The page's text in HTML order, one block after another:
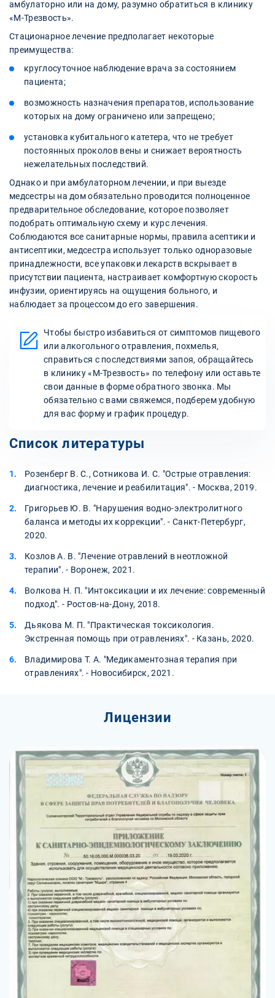
амбулаторно или на дому, разумно обратиться в клинику
«М-Трезвость».
Стационарное лечение предполагает некоторые
преимущества:
круглосуточное наблюдение врача за состоянием
пациента;
возможность назначения препаратов, использование
которых на дому ограничено или запрещено;
установка кубитального катетера, что не требует
постоянных проколов вены и снижает вероятность
нежелательных последствий.
Однако и при амбулаторном лечении, и при выезде
медсестры на дом обязательно проводится полноценное
предварительное обследование, которое позволяет
подобрать оптимальную схему и курс лечения.
Соблюдаются все санитарные нормы, правила асептики и
антисептики, медсестра использует только одноразовые
принадлежности, все упаковки лекарств вскрывает в
присутствии пациента, настраивает комфортную скорость
инфузии, ориентируясь на ощущения больного, и
наблюдает за процессом до его завершения.
Чтобы быстро избавиться от симптомов пищевого
или алкогольного отравления, похмелья,
справиться с последствиями запоя, обращайтесь
в клинику «М-Трезвость» по телефону или оставьте
свои данные в форме обратного звонка. Мы
обязательно с вами свяжемся, подберем удобную
для вас форму и график процедур.
Список литературы
Розенберг В. С., Сотникова И. С. "Острые отравления:
диагностика, лечение и реабилитация". - Москва, 2019.
Григорьев Ю. В. "Нарушения водно-электролитного
баланса и методы их коррекции". - Санкт-Петербург,
2020.
Козлов А. В. "Лечение отравлений в неотложной
терапии". - Воронеж, 2021.
Волкова Н. П. "Интоксикации и их лечение: современный
подход". - Ростов-на-Дону, 2018.
Дьякова М. П. "Практическая токсикология.
Экстренная помощь при отравлениях". - Казань, 2020.
Владимирова Т. А. "Медикаментозная терапия при
отравлениях". - Новосибирск, 2021.
Лицензии